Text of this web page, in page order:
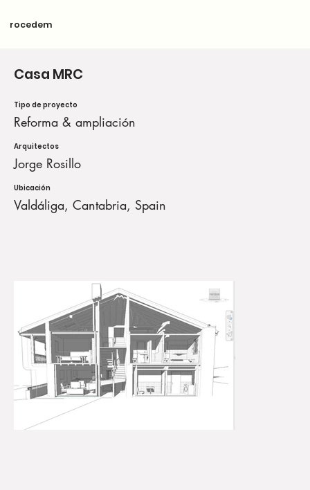
rocedem
Casa MRC
Tipo de proyecto
Reforma & ampliación
Arquitectos
Jorge Rosillo
Ubicación
Valdáliga, Cantabria, Spain